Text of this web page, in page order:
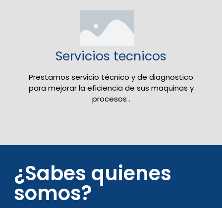
Servicios tecnicos
Prestamos servicio técnico y de diagnostico
para mejorar la eficiencia de sus maquinas y
procesos .
¿Sabes quienes
somos?